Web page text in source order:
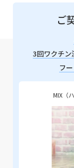
ご
3回ワクチン
フ
MIX（